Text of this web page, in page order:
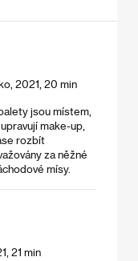
2021, 20 min
jsou místem,
make-up,
rozbít
za něžné
mísy.
21 min